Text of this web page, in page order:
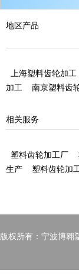
地区产品
上海塑料齿轮加工
加工
南京塑料齿
相关服务
塑料齿轮加工厂
生产
塑料齿轮加
版权所有：宁波博翱